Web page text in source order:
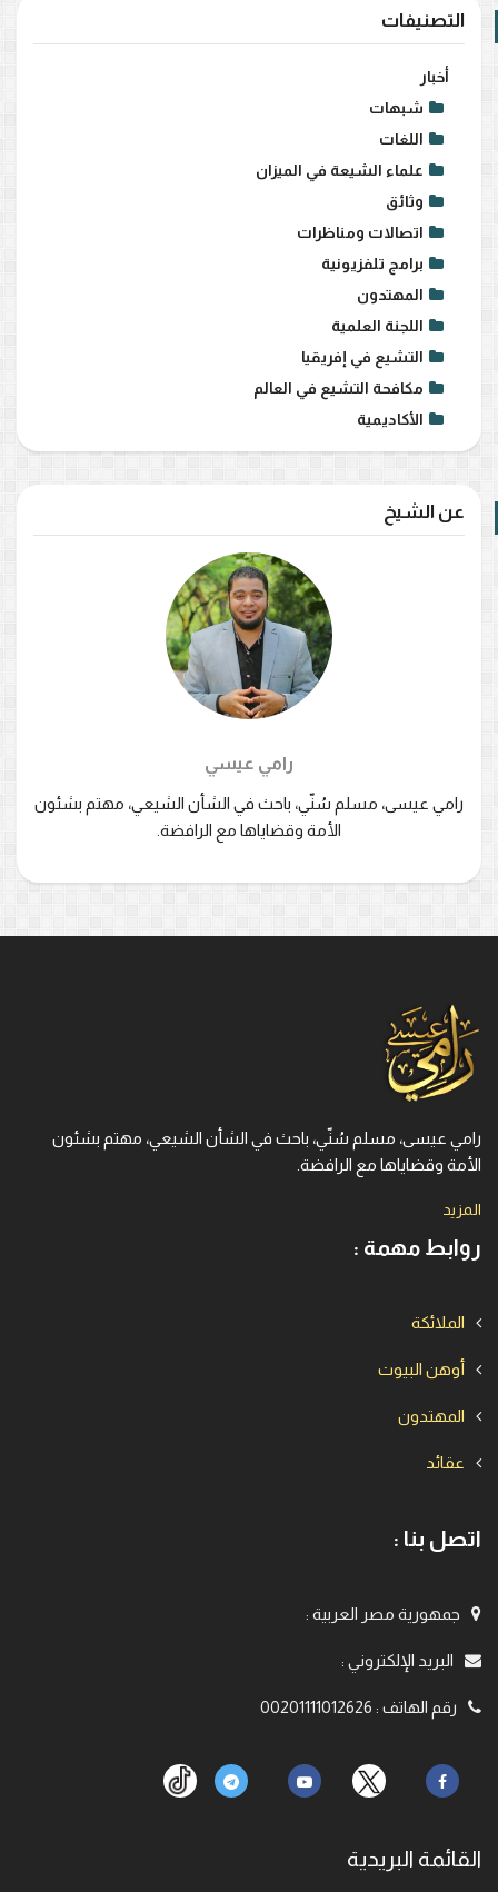
التصنيفات
أخبار
شبهات
اللغات
علماء الشيعة في الميزان
وثائق
اتصالات ومناظرات
برامج تلفزيونية
المهتدون
اللجنة العلمية
التشيع في إفريقيا
مكافحة التشيع في العالم
الأكاديمية
عن الشيخ
رامي عيسي
رامي عيسى، مسلم سُنّي، باحث في الشأن الشيعي، مهتم بشئون
الأمة وقضاياها مع الرافضة.
رامي عيسى، مسلم سُنّي، باحث في الشأن الشيعي، مهتم بشئون
الأمة وقضاياها مع الرافضة.
المزيد
روابط مهمة :
الملائكة
أوهن البيوت
المهتدون
عقائد
اتصل بنا :
جمهورية مصر العربية :
البريد الإلكتروني :
رقم الهاتف :
00201111012626
القائمة البريدية